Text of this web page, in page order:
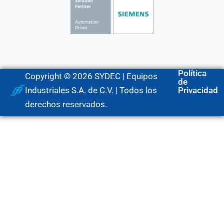
Copyright © 2026 SYDEC | Equipos
Industriales S.A. de C.V. | Todos los
derechos reservados.
Política
de
Privacidad